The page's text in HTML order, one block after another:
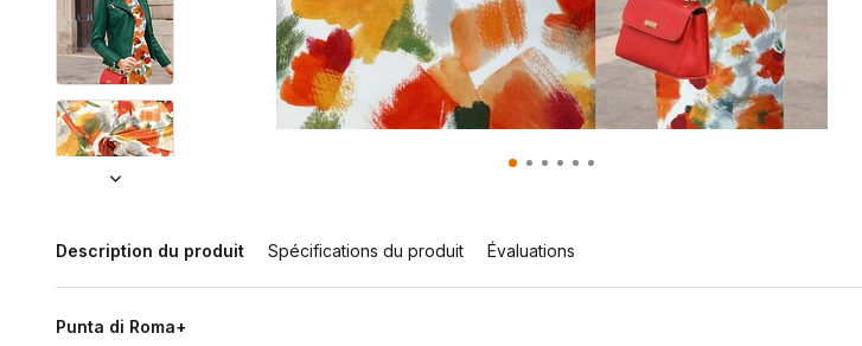
Description du produit Spécifications du produit Évaluations
Punta di Roma+